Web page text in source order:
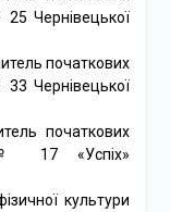
25 Чернівецької
початкових
33 Чернівецької
початкових
№ 17 «Успіх»
культури